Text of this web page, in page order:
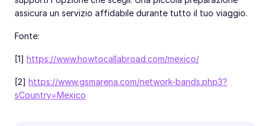
assicura un servizio affidabile durante tutto il tuo viaggio.
Fonte:
[1] https://www.howtocallabroad.com/mexico/
[2] https://www.gsmarena.com/network-bands.php3?
sCountry=Mexico